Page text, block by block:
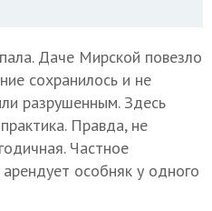
Даче Мирской повезло
сохранилось и не
разрушенным. Здесь
Правда, не
Частное
особняк у одного